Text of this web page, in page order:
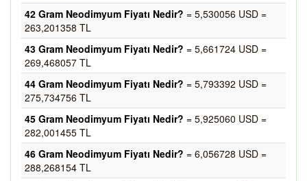
42 Gram Neodimyum Fiyatı Nedir? = 5,530056 USD =
263,201358 TL
43 Gram Neodimyum Fiyatı Nedir? = 5,661724 USD =
269,468057 TL
44 Gram Neodimyum Fiyatı Nedir? = 5,793392 USD =
275,734756 TL
45 Gram Neodimyum Fiyatı Nedir? = 5,925060 USD =
282,001455 TL
46 Gram Neodimyum Fiyatı Nedir? = 6,056728 USD =
288,268154 TL